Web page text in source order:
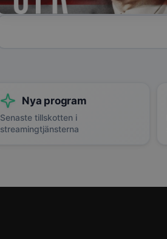
Nya program
Senaste tillskotten i
streamingtjänsterna